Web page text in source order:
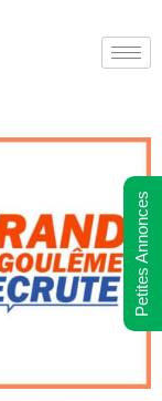
Petites Annonces